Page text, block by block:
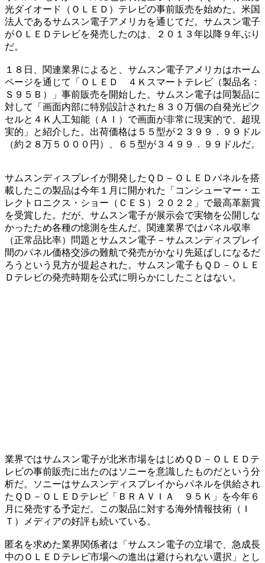
光ダイオード（ＯＬＥＤ）テレビの事前販売を始めた。米国
法人であるサムスン電子アメリカを通じてだ。サムスン電子
がＯＬＥＤテレビを発売したのは、２０１３年以降９年ぶり
だ。
１８日、関連業界によると、サムスン電子アメリカはホーム
ページを通じて「ＯＬＥＤ ４Ｋスマートテレビ（製品名：
Ｓ９５Ｂ）」事前販売を開始した。サムスン電子は同製品に
対して「画面内部に特別設計された８３０万個の自発光ピク
セルと４Ｋ人工知能（ＡＩ）で画面が非常に現実的で、超現
実的」と紹介した。出荷価格は５５型が２３９９．９９ドル
（約２８万５０００円）、６５型が３４９９．９９ドルだ。
サムスンディスプレイが開発したＱＤ－ＯＬＥＤパネルを搭
載したこの製品は今年１月に開かれた「コンシューマー・エ
レクトロニクス・ショー（ＣＥＳ）２０２２」で最高革新賞
を受賞した。だが、サムスン電子が展示会で実物を公開しな
かったため各種の憶測を生んだ。関連業界ではパネル収率
（正常品比率）問題とサムスン電子－サムスンディスプレイ
間のパネル価格交渉の難航で発売がかなり先延ばしになるだ
ろうという見方が提起された。サムスン電子もＱＤ－ＯＬＥ
Ｄテレビの発売時期を公式に明らかにしたことはない。
業界ではサムスン電子が北米市場をはじめＱＤ－ＯＬＥＤテ
レビの事前販売に出たのはソニーを意識したものだという分
析だ。ソニーはサムスンディスプレイからパネルを供給され
たＱＤ－ＯＬＥＤテレビ「ＢＲＡＶＩＡ ９５Ｋ」を今年６
月に発売する予定だ。この製品に対する海外情報技術（Ｉ
Ｔ）メディアの好評も続いている。
匿名を求めた業界関係者は「サムスン電子の立場で、急成長
中のＯＬＥＤテレビ市場への進出は避けられない選択」とし